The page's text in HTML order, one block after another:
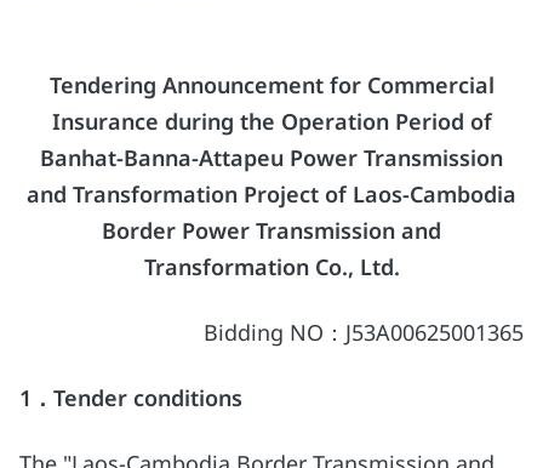
Tendering Announcement for Commercial
Insurance during the Operation Period of
Banhat-Banna-Attapeu Power Transmission
and Transformation Project of Laos-Cambodia
Border Power Transmission and
Transformation Co., Ltd.
Bidding NO：J53A00625001365
1 ． Tender conditions